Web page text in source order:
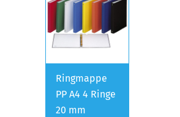
Ringmappe
PP A4 4 Ringe
20 mm